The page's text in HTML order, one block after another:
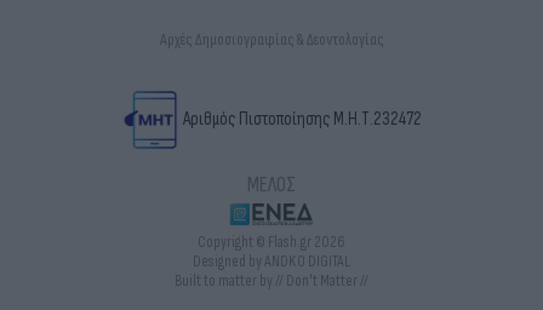
Αρχές Δημοσιογραφίας & Δεοντολογίας
Αριθμός Πιστοποίησης Μ.Η.Τ.232472
ΜΕΛΟΣ
Copyright © Flash.gr 2026
Designed by ANDKO DIGITAL
Built to matter by // Don't Matter //